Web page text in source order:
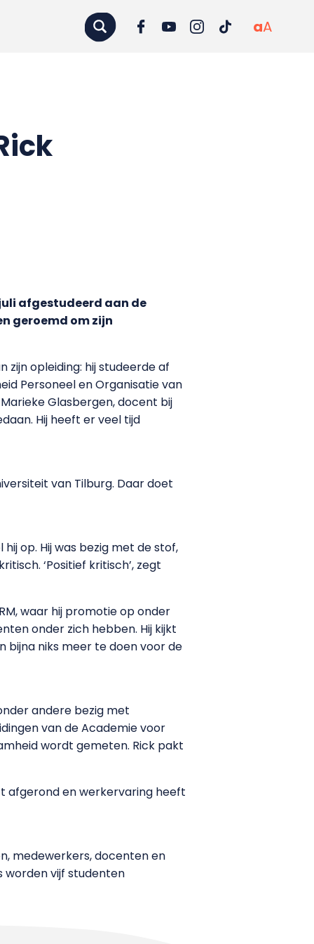
aA
afgestudeerd aan de
geroemd om zijn
opleiding: hij studeerde af
Personeel en Organisatie van
Glasbergen, docent bij
Hij heeft er veel tijd
van Tilburg. Daar doet
op. Hij was bezig met de stof,
‘Positief kritisch’, zegt
waar hij promotie op onder
onder zich hebben. Hij kijkt
bijna niks meer te doen voor de
andere bezig met
van de Academie voor
wordt gemeten. Rick pakt
afgerond en werkervaring heeft
medewerkers, docenten en
worden vijf studenten